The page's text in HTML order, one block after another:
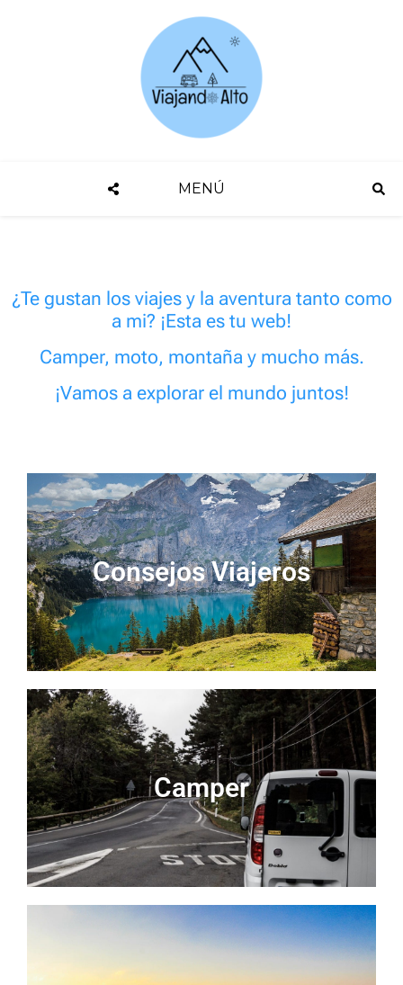
MENÚ
¿Te gustan los viajes y la aventura tanto como
a mi? ¡Esta es tu web!
Camper, moto, montaña y mucho más.
¡Vamos a explorar el mundo juntos!
Consejos Viajeros
Camper